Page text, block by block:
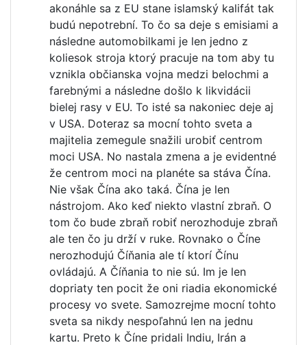
akonáhle sa z EU stane islamský kalifát tak
budú nepotrební. To čo sa deje s emisiami a
následne automobilkami je len jedno z
koliesok stroja ktorý pracuje na tom aby tu
vznikla občianska vojna medzi belochmi a
farebnými a následne došlo k likvidácii
bielej rasy v EU. To isté sa nakoniec deje aj
v USA. Doteraz sa mocní tohto sveta a
majitelia zemegule snažili urobiť centrom
moci USA. No nastala zmena a je evidentné
že centrom moci na planéte sa stáva Čína.
Nie však Čína ako taká. Čína je len
nástrojom. Ako keď niekto vlastní zbraň. O
tom čo bude zbraň robiť nerozhoduje zbraň
ale ten čo ju drží v ruke. Rovnako o Číne
nerozhodujú Číňania ale tí ktorí Čínu
ovládajú. A Číňania to nie sú. Im je len
dopriaty ten pocit že oni riadia ekonomické
procesy vo svete. Samozrejme mocní tohto
sveta sa nikdy nespoľahnú len na jednu
kartu. Preto k Číne pridali Indiu, Irán a